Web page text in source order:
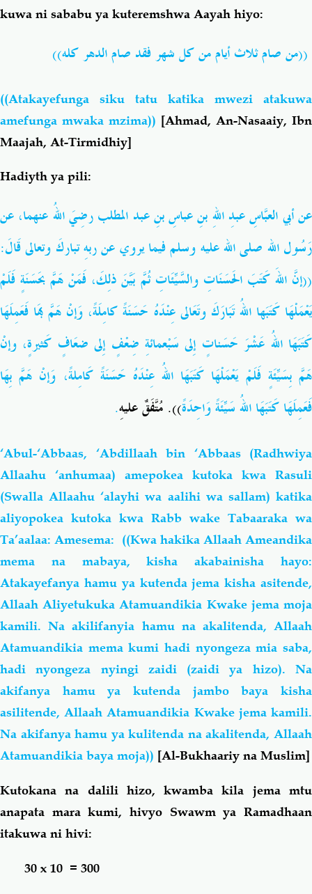
kuwa ni sababu ya kuteremshwa Aayah hiyo:
((من صام ثلاث أيام من كل شهر فقد صام الدهر كله))
((Atakayefunga siku tatu katika mwezi atakuwa
amefunga mwaka mzima)) [Ahmad, An-Nasaaiy, Ibn
Maajah, At-Tirmidhiy]
Hadiyth ya pili:
عن أبي العبَّاسِ عبدِ اللهِ بنِ عباسِ بنِ عبد المطلب رضِيَ اللهُ عنهما، عن
رَسُول الله صلى الله عليه وسلم فيما يروي عن ربهِ تباركَ وتعالى قَالَ:
((إنَّ اللهَ كَتَبَ الحَسَنَاتِ والسَّيِّئَاتِ ثُمَّ بَيَّنَ ذلِكَ، فَمَنْ هَمَّ بحَسَنَةٍ فَلَمْ
يَعْمَلْهَا كَتَبَها اللهُ تَبَارَكَ وتَعَالى عِنْدَهُ حَسَنَةً كامِلَةً، وَإنْ هَمَّ بهَا فَعَمِلَهَا
كَتَبَهَا اللهُ عَشْرَ حَسَناتٍ إِلى سَبْعمائةِ ضِعْفٍ إِلى ضعَافٍ كَثيرةٍ، وإنْ
هَمَّ بِسَيِّئَةٍ فَلَمْ يَعْمَلْهَا كَتَبَهَا اللهُ عِنْدَهُ حَسَنَةً كَامِلةً، وَإنْ هَمَّ بِهَا
فَعَمِلَهَا كَتَبَهَا اللهُ سَيِّئَةً وَاحِدَةً)). مُتَّفَقٌ عليهِ.
‘Abul-‘Abbaas, ‘Abdillaah bin ‘Abbaas (Radhwiya
Allaahu ‘anhumaa) amepokea kutoka kwa Rasuli
(Swalla Allaahu ‘alayhi wa aalihi wa sallam) katika
aliyopokea kutoka kwa Rabb wake Tabaaraka wa
Ta’aalaa: Amesema: ((Kwa hakika Allaah Ameandika
mema na mabaya, kisha akabainisha hayo:
Atakayefanya hamu ya kutenda jema kisha asitende,
Allaah Aliyetukuka Atamuandikia Kwake jema moja
kamili. Na akilifanyia hamu na akalitenda, Allaah
Atamuandikia mema kumi hadi nyongeza mia saba,
hadi nyongeza nyingi zaidi (zaidi ya hizo). Na
akifanya hamu ya kutenda jambo baya kisha
asilitende, Allaah Atamuandikia Kwake jema kamili.
Na akifanya hamu ya kulitenda na akalitenda, Allaah
Atamuandikia baya moja)) [Al-Bukhaariy na Muslim]
Kutokana na dalili hizo, kwamba kila jema mtu
anapata mara kumi, hivyo Swawm ya Ramadhaan
itakuwa ni hivi:
30 x 10 = 300